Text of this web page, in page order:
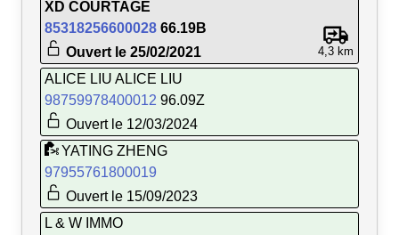
XD COURTAGE
85318256600028 66.19B
Ouvert le 25/02/2021
4,3 km
ALICE LIU ALICE LIU
98759978400012 96.09Z
Ouvert le 12/03/2024
YATING ZHENG
97955761800019
Ouvert le 15/09/2023
L & W IMMO